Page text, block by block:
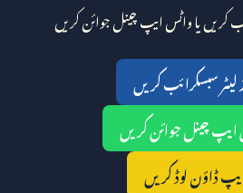
کریں یا واٹس ایپ چینل جوائن کریں
لیٹر سبسکرائب کریں
چینل جوائن کریں
ڈاؤن لوڈ کریں